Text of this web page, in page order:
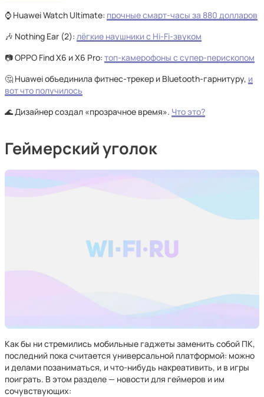
⌚ Huawei Watch Ultimate: прочные смарт-часы за 880 долларов
🎶 Nothing Ear (2): лёгкие наушники с Hi-Fi-звуком
📷 OPPO Find X6 и X6 Pro: топ-камерофоны с супер-перископом
🤔 Huawei объединила фитнес-трекер и Bluetooth-гарнитуру, и
вот что получилось
🌊 Дизайнер создал «прозрачное время». Что это?
Геймерский уголок
Как бы ни стремились мобильные гаджеты заменить собой ПК,
последний пока считается универсальной платформой: можно
и делами позаниматься, и что-нибудь накреативить, и в игры
поиграть. В этом разделе — новости для геймеров и им
сочувствующих: